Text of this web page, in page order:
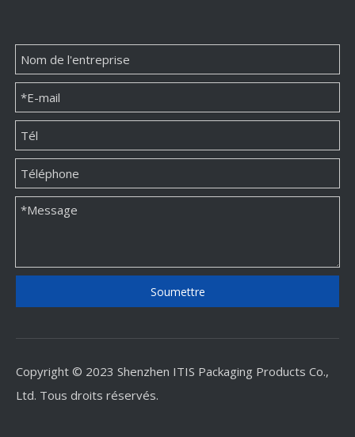
Soumettre
Copyright © 2023 Shenzhen ITIS Packaging Products Co.,
Ltd. Tous droits réservés.